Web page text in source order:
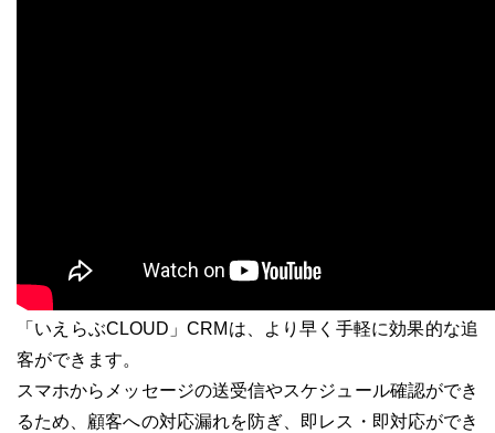
「いえらぶCLOUD」CRMは、より早く手軽に効果的な追
客ができます。
スマホからメッセージの送受信やスケジュール確認ができ
るため、顧客への対応漏れを防ぎ、即レス・即対応ができ